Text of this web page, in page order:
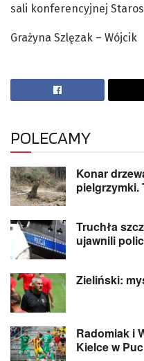
sali konferencyjnej
Grażyna Szlęzak – Wójcik
POLECAMY
Konar
pielgrzymki.
Truchła
ujawnili
Zieliński:
Radomiak i
Kielce w